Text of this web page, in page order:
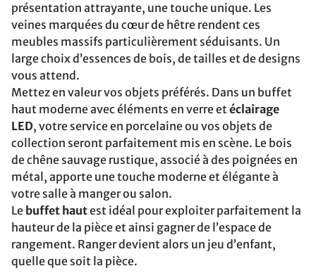
présentation attrayante, une touche unique. Les
veines marquées du cœur de hêtre rendent ces
meubles massifs particulièrement séduisants. Un
large choix d’essences de bois, de tailles et de designs
vous attend.
Mettez en valeur vos objets préférés. Dans un buffet
haut moderne avec éléments en verre etéclairage
LED, votre service en porcelaine ou vos objets de
collection seront parfaitement mis en scène. Le bois
de chêne sauvage rustique, associé à des poignées en
métal, apporte une touche moderne et élégante à
votre salle à manger ou salon.
Le buffet hautest idéal pour exploiter parfaitement la
hauteur de la pièce et ainsi gagner de l’espace de
rangement. Ranger devient alors un jeu d’enfant,
quelle que soit la pièce.